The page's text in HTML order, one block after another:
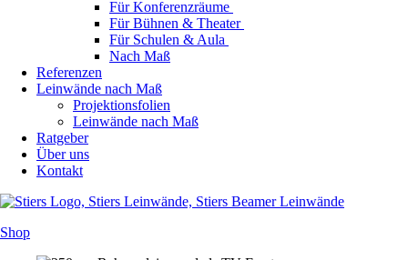
Für Konferenzräume
Für Bühnen & Theater
Für Schulen & Aula
Nach Maß
Referenzen
Leinwände nach Maß
Projektionsfolien
Leinwände nach Maß
Ratgeber
Über uns
Kontakt
Shop